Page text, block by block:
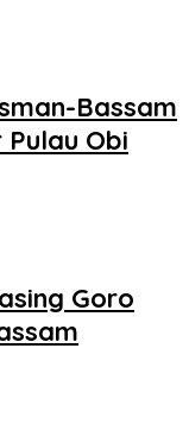
Bassam
Obi
Goro